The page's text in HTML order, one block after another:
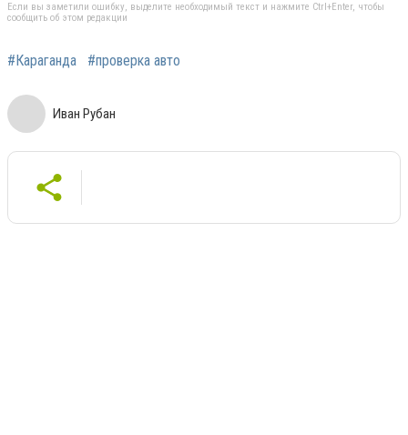
Если вы заметили ошибку, выделите необходимый текст и нажмите Ctrl+Enter, чтобы
сообщить об этом редакции
#Караганда #проверка авто
Иван Рубан